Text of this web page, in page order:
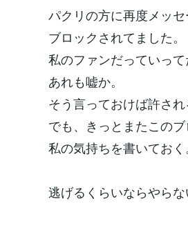
パクリの方に再度メッ
ブロックされてました。
私のファンだっていって
あれも嘘か。
そう言っておけば許され
でも、きっとまたこの
私の気持ちを書いておく
逃げるくらいならやらな